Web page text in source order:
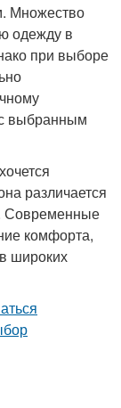
Множество
одежду в
при выборе
выбранным
различается
Современные
комфорта,
широких